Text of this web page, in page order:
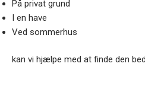
På privat grund
I en have
Ved sommerhus
kan vi hjælpe med at finde den